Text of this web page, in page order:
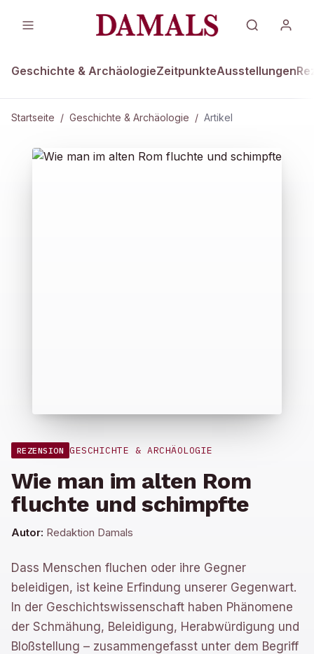
Geschichte & ArchäologieZeitpunkteAusstellungen
Startseite / Geschichte & Archäologie / Artikel
REZENSION GESCHICHTE & ARCHÄOLOGIE
Wie man im alten Rom
fluchte und schimpfte
Autor: Redaktion Damals
Dass Menschen fluchen oder ihre Gegner
beleidigen, ist keine Erfindung unserer Gegenwart.
In der Geschichtswissenschaft haben Phänomene
der Schmähung, Beleidigung, Herabwürdigung und
Bloßstellung – zusammengefasst unter dem Begriff